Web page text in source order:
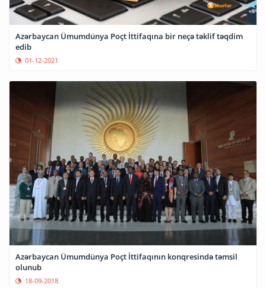
Azərbaycan Ümumdünya Poçt İttifaqına bir neçə təklif təqdim
edib
01-12-2021
Azərbaycan Ümumdünya Poçt İttifaqının konqresində təmsil
olunub
18-09-2018